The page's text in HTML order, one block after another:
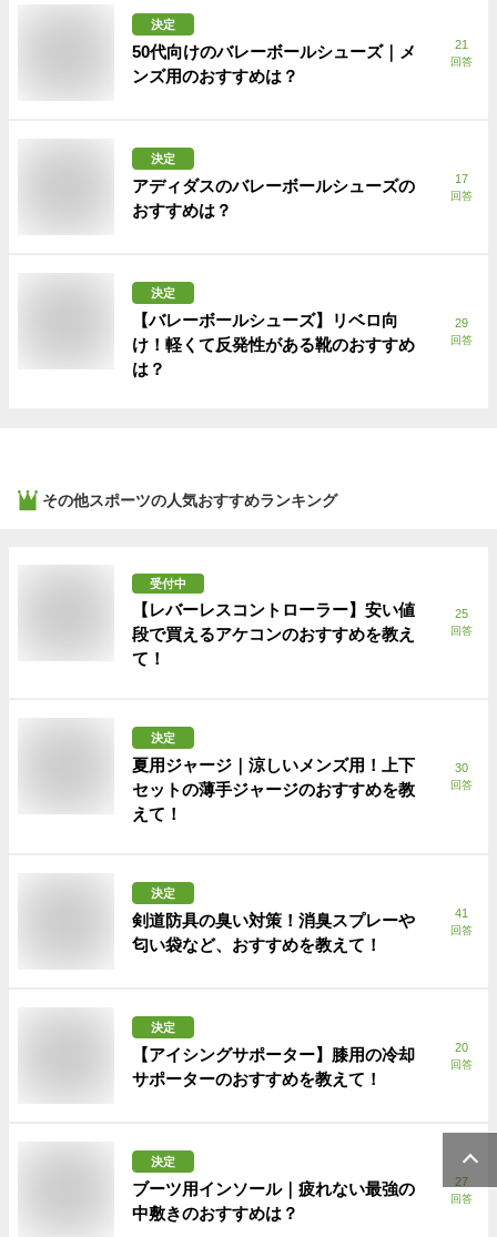
決定
50代向けのバレーボールシューズ｜メ
ンズ用のおすすめは？
21
回答
決定
アディダスのバレーボールシューズの
おすすめは？
17
回答
決定
【バレーボールシューズ】リベロ向
け！軽くて反発性がある靴のおすすめ
は？
29
回答
その他スポーツの人気おすすめランキング
受付中
【レバーレスコントローラー】安い値
段で買えるアケコンのおすすめを教え
て！
25
回答
決定
夏用ジャージ｜涼しいメンズ用！上下
セットの薄手ジャージのおすすめを教
えて！
30
回答
決定
剣道防具の臭い対策！消臭スプレーや
匂い袋など、おすすめを教えて！
41
回答
決定
【アイシングサポーター】膝用の冷却
サポーターのおすすめを教えて！
20
回答
決定
ブーツ用インソール｜疲れない最強の
中敷きのおすすめは？
27
回答